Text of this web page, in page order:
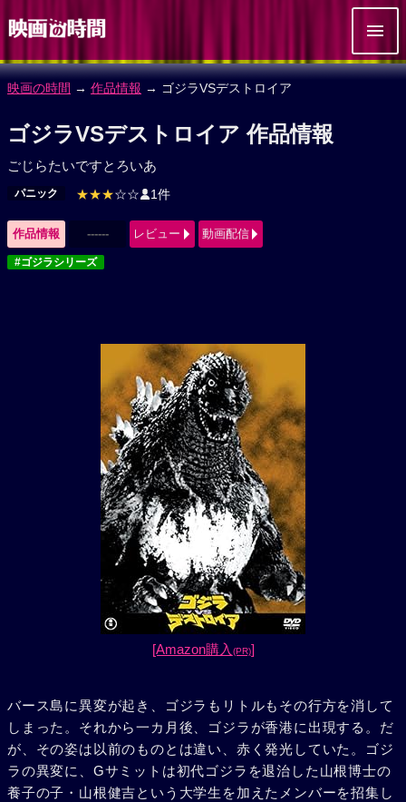
映画の時間 → 作品情報 → ゴジラVSデストロイア
ゴジラVSデストロイア 作品情報
ごじらたいですとろいあ
パニック ★★★☆☆ 1件
作品情報 ------ レビュー 動画配信
#ゴジラシリーズ
[Amazon購入 (PR)]
バース島に異変が起き、ゴジラもリトルもその行方を消して
しまった。それから一カ月後、ゴジラが香港に出現する。だ
が、その姿は以前のものとは違い、赤く発光していた。ゴジ
ラの異変に、Gサミットは初代ゴジラを退治した山根博士の
養子の子・山根健吉という大学生を加えたメンバーを招集し